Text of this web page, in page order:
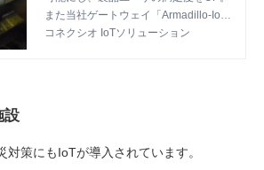
また当社ゲートウェイ「Armadillo-IoT
G3L」ならではのカスタマイズも含め、
コネクシオ IoTソリューション
設
対策にもIoTが導入されています。